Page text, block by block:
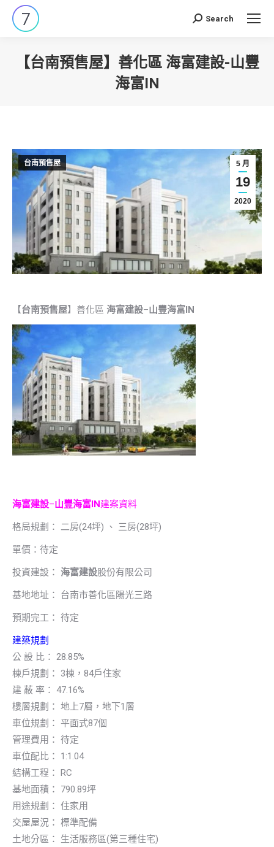
Search:
Search
【台南預售屋】善化區 海富建設-山豐
海富IN
5 月
19
2020
台南預售屋
【台南預售屋】善化區 海富建設–山豐海富IN
海富建設–山豐海富IN建案資料
格局規劃： 二房(24坪) 、 三房(28坪)
單價：待定
投資建設： 海富建設股份有限公司
基地地址： 台南市善化區陽光三路
預期完工： 待定
建築規劃
公 設 比： 28.85%
棟戶規劃： 3棟，84戶住家
建 蔽 率： 47.16%
樓層規劃： 地上7層，地下1層
車位規劃： 平面式87個
管理費用： 待定
車位配比： 1:1.04
結構工程： RC
基地面積： 790.89坪
用途規劃： 住家用
交屋屋況： 標準配備
土地分區： 生活服務區(第三種住宅)